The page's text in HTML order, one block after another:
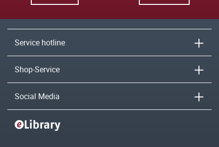
Service hotline
Shop-Service
Social Media